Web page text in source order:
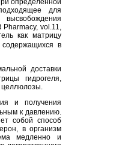
определенной
для
Pharmacy, vol.11,
как матрицу
содержащихся в
доставки
гидрогеля,
целлюлозы.
и получения
к давлению.
собой способ
в организм
медленно и